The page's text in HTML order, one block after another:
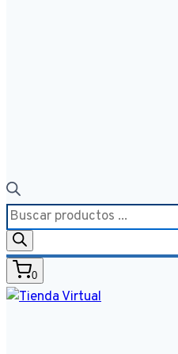
Búsqueda
de
productos
0